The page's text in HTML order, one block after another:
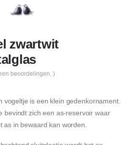
zwartwit
beoordelingen. )
vogeltje is een klein gedenkornament.
bevindt zich een as-reservoir waar
in bewaard kan worden.